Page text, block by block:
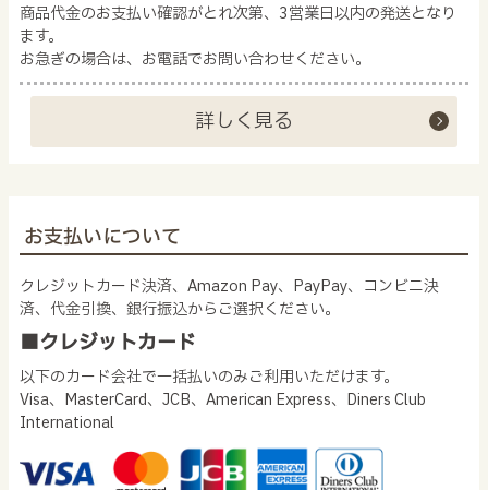
商品代金のお支払い確認がとれ次第、3営業日以内の発送となり
ます。
お急ぎの場合は、お電話でお問い合わせください。
詳しく見る
お支払いについて
クレジットカード決済、Amazon Pay、PayPay、コンビニ決
済、代金引換、銀行振込からご選択ください。
■クレジットカード
以下のカード会社で一括払いのみご利用いただけます。
Visa、MasterCard、JCB、American Express、Diners Club
International